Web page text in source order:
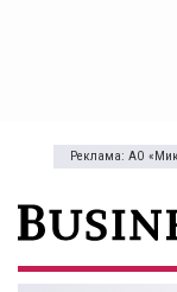
Реклама: АО